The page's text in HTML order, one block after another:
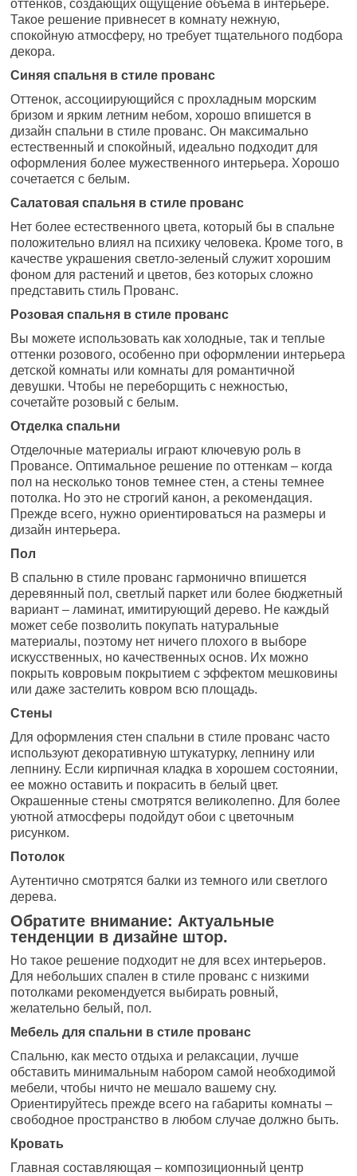
оттенков, создающих ощущение объема в интерьере.
Такое решение привнесет в комнату нежную,
спокойную атмосферу, но требует тщательного подбора
декора.
Синяя спальня в стиле прованс
Оттенок, ассоциирующийся с прохладным морским
бризом и ярким летним небом, хорошо впишется в
дизайн спальни в стиле прованс. Он максимально
естественный и спокойный, идеально подходит для
оформления более мужественного интерьера. Хорошо
сочетается с белым.
Салатовая спальня в стиле прованс
Нет более естественного цвета, который бы в спальне
положительно влиял на психику человека. Кроме того, в
качестве украшения светло-зеленый служит хорошим
фоном для растений и цветов, без которых сложно
представить стиль Прованс.
Розовая спальня в стиле прованс
Вы можете использовать как холодные, так и теплые
оттенки розового, особенно при оформлении интерьера
детской комнаты или комнаты для романтичной
девушки. Чтобы не переборщить с нежностью,
сочетайте розовый с белым.
Отделка спальни
Отделочные материалы играют ключевую роль в
Провансе. Оптимальное решение по оттенкам – когда
пол на несколько тонов темнее стен, а стены темнее
потолка. Но это не строгий канон, а рекомендация.
Прежде всего, нужно ориентироваться на размеры и
дизайн интерьера.
Пол
В спальню в стиле прованс гармонично впишется
деревянный пол, светлый паркет или более бюджетный
вариант – ламинат, имитирующий дерево. Не каждый
может себе позволить покупать натуральные
материалы, поэтому нет ничего плохого в выборе
искусственных, но качественных основ. Их можно
покрыть ковровым покрытием с эффектом мешковины
или даже застелить ковром всю площадь.
Стены
Для оформления стен спальни в стиле прованс часто
используют декоративную штукатурку, лепнину или
лепнину. Если кирпичная кладка в хорошем состоянии,
ее можно оставить и покрасить в белый цвет.
Окрашенные стены смотрятся великолепно. Для более
уютной атмосферы подойдут обои с цветочным
рисунком.
Потолок
Аутентично смотрятся балки из темного или светлого
дерева.
Обратите внимание: Актуальные
тенденции в дизайне штор.
Но такое решение подходит не для всех интерьеров.
Для небольших спален в стиле прованс с низкими
потолками рекомендуется выбирать ровный,
желательно белый, пол.
Мебель для спальни в стиле прованс
Спальню, как место отдыха и релаксации, лучше
обставить минимальным набором самой необходимой
мебели, чтобы ничто не мешало вашему сну.
Ориентируйтесь прежде всего на габариты комнаты –
свободное пространство в любом случае должно быть.
Кровать
Главная составляющая – композиционный центр